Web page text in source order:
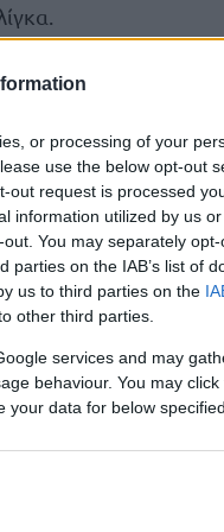
or processing of your
use the below opt-out
out request is processed
information utilized by us
You may separately
on the IAB’s list of
us to third parties on the
other third parties.
services and may
behaviour. You may
your data for below
όρο ανά
στο
και Φιλίας
μέικερ,